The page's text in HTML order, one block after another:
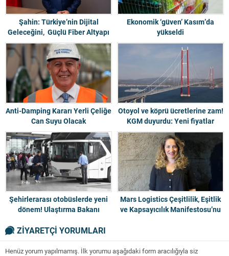
Şahin: Türkiye’nin Dijital
Geleceğini, Güçlü Fiber Altyapı
ve 5G Odaklı Yerli Teknolojilerle
Bugünden İnşa Ediyoruz
Ekonomik ‘güven’ Kasım’da
yükseldi
Anti-Damping Kararı Yerli Çeliğe
Can Suyu Olacak
Otoyol ve köprü ücretlerine zam!
KGM duyurdu: Yeni fiyatlar
Şehirlerarası otobüslerde yeni
dönem! Ulaştırma Bakanı
Mars Logistics Çeşitlilik, Eşitlik
ve Kapsayıcılık Manifestosu’nu
ZİYARETÇİ YORUMLARI
Henüz yorum yapılmamış. İlk yorumu aşağıdaki form aracılığıyla siz